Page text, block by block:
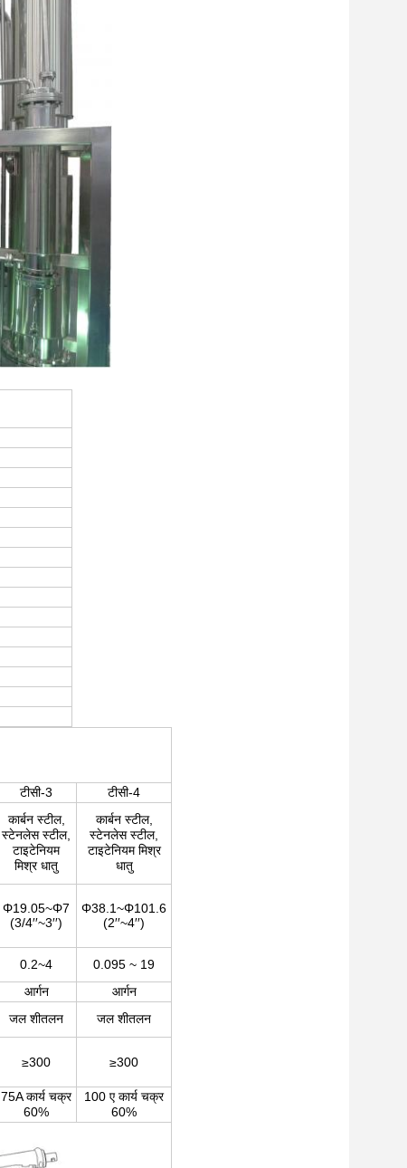
टीसी-3 टीसी-4
कार्बन स्टील,
स्टेनलेस स्टील,
टाइटेनियम
मिश्र धातु
कार्बन स्टील,
स्टेनलेस स्टील,
टाइटेनियम मिश्र
धातु
Φ19.05~Φ7
(3/4′′~3′′)
Φ38.1~Φ101.6
(2′′~4′′)
0.2~4
0.095 ~ 19
आर्गन
आर्गन
जल शीतलन
जल शीतलन
≥300 ≥300
75A कार्य चक्र
60%
100 ए कार्य चक्र
60%